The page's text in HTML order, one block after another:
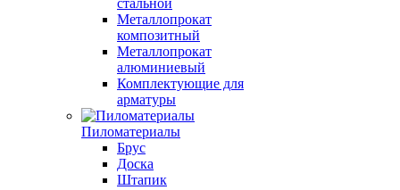
стальной
Металлопрокат
композитный
Металлопрокат
алюминиевый
Комплектующие для
арматуры
Пиломатериалы
Брус
Доска
Штапик